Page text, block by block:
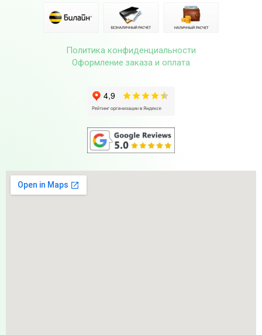
Политика конфиденциальности
Оформление заказа и оплата